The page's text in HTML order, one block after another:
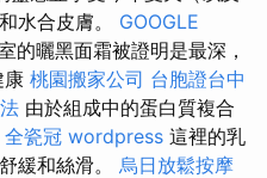
水合皮膚。 GOOGLE
的曬黑面霜被證明是最深，
康 桃園搬家公司 台胞證台中
由於組成中的蛋白質複合
全瓷冠 wordpress 這裡的乳
緩和絲滑。 烏日放鬆按摩